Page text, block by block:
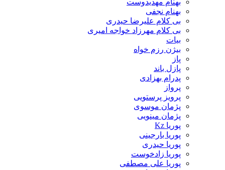
بهنام مهدیدوست
بهنام نجفی
بی کلام علیرضا حیدری
بی کلام مهرزاد خواجه امیری
بیات
بیژن رزم خواه
پاز
پازل باند
پدرام بهزادی
پرواز
پرویز پرستویی
پژمان موسوی
پژمان مینویی
پوریا Kz
پوریا بارجینی
پوریا حیدری
پوریا زادخوست
پوریا علی مصطفی